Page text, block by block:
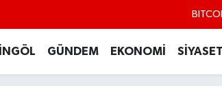
GÜNDEM EKONOMİ SİYASET